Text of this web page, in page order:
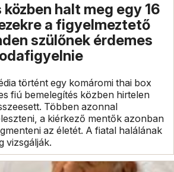
közben halt meg egy 16
a figyelmeztető
szülőnek érdemes
odafigyelnie
történt egy komáromi thai box
fiú bemelegítés közben hirtelen
Többen azonnal
a kiérkező mentők azonban
az életét. A fiatal halálának
vizsgálják.